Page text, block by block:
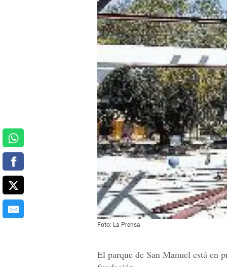
Foto: La Prensa
El parque de San Manuel está en